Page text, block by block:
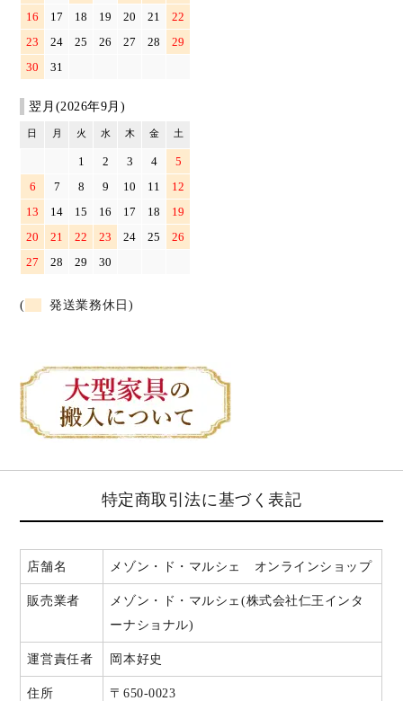
16
17 18 19 20 21
22
23
24 25 26 27 28
29
30
31
翌月(2026年9月)
日 月 火 水 木 金 土
1 2 3 4
5
6
7 8 9 10 11
12
13
14 15 16 17 18
19
20
21 22 23 24 25
26
27
28 29 30
( 発送業務休日)
特定商取引法に基づく表記
店舗名 メゾン・ド・マルシェ オンラインショップ
販売業者
メゾン・ド・マルシェ(株式会社仁王インタ
ーナショナル)
運営責任者 岡本好史
住所 〒650-0023